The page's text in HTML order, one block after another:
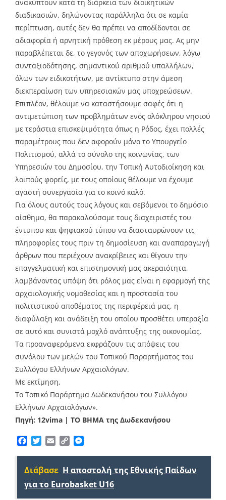
ανακύπτουν κατά τη διάρκεια των διοικητικών
διαδικασιών, δηλώνοντας παράλληλα ότι σε καμία
περίπτωση, αυτές δεν θα πρέπει να αποδίδονται σε
αδιαφορία ή αρνητική πρόθεση εκ μέρους μας. Ας μην
παραβλέπεται δε, το γεγονός των αποχωρήσεων, λόγω
συνταξιοδότησης, σημαντικού αριθμού υπαλλήλων,
όλων των ειδικοτήτων, με αντίκτυπο στην άμεση
διεκπεραίωση των υπηρεσιακών μας υποχρεώσεων.
Επιπλέον, θέλουμε να καταστήσουμε σαφές ότι η
αντιμετώπιση των προβλημάτων ενός ολόκληρου νησιού
με τεράστια επισκεψιμότητα όπως η Ρόδος, έχει πολλές
παραμέτρους που δεν αφορούν μόνο το Υπουργείο
Πολιτισμού, αλλά το σύνολο της κοινωνίας, των
Υπηρεσιών του Δημοσίου, την Τοπική Αυτοδιοίκηση και
λοιπούς φορείς, με τους οποίους θέλουμε να έχουμε
αγαστή συνεργασία για το κοινό καλό.
Για όλους αυτούς τους λόγους και σεβόμενοι το δημόσιο
αίσθημα, θα παρακαλούσαμε τους διαχειριστές του
έντυπου και ψηφιακού τύπου να διασταυρώνουν τις
πληροφορίες τους πριν τη δημοσίευση και αναπαραγωγή
άρθρων που περιέχουν ανακρίβειες και θίγουν την
επαγγελματική και επιστημονική μας ακεραιότητα,
λαμβάνοντας υπόψη ότι ρόλος μας είναι η εφαρμογή της
αρχαιολογικής νομοθεσίας και η προστασία του
πολιτιστικού αποθέματος της περιφέρειά μας, η
διαφύλαξη και ανάδειξη του οποίου προσθέτει υπεραξία
σε αυτό και συνιστά μοχλό ανάπτυξης της οικονομίας.
Τα προαναφερόμενα εκφράζουν τις απόψεις του
συνόλου των μελών του Τοπικού Παραρτήματος του
Συλλόγου Ελλήνων Αρχαιολόγων.
Με εκτίμηση,
Το Τοπικό Παράρτημα Δωδεκανήσου του Συλλόγου
Ελλήνων Αρχαιολόγων».
Πηγή: 12vima | ΤΟ ΒΗΜΑ της Δωδεκανήσου
Facebook
TwitterEmailCopy
Διάβασε Η αποστολή της Εθνικής Παίδων
για το Eurobasket U16